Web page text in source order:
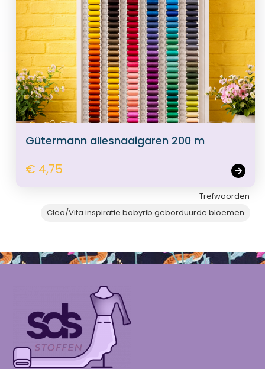
Gütermann allesnaaigaren 200 m
€ 4,75
Trefwoorden
Clea/Vita inspiratie babyrib geborduurde bloemen